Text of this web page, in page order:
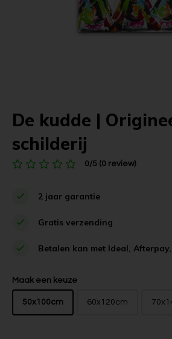
De kudde |
schilderij
0/5 (0 review)
2 jaar garantie
Gratis verzending
Betalen kan met Ideal,
Maak een keuze
50x100cm 60x120cm